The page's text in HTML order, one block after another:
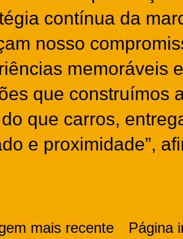
contínua da
nosso
memoráveis
que construímos
que carros,
e proximidade”,
mais recente Página